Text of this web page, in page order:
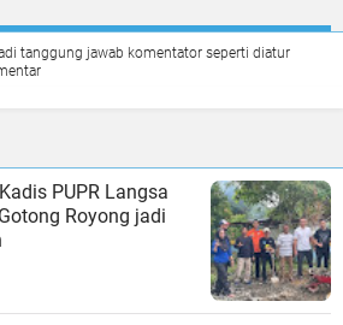
tanggung jawab komentator seperti diatur
PUPR Langsa
Royong jadi